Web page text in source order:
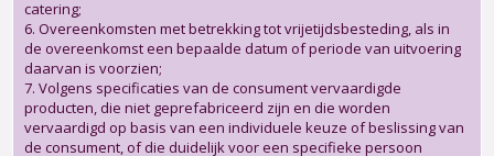
catering;
6. Overeenkomsten met betrekking tot vrijetijdsbesteding, als in
de overeenkomst een bepaalde datum of periode van uitvoering
daarvan is voorzien;
7. Volgens specificaties van de consument vervaardigde
producten, die niet geprefabriceerd zijn en die worden
vervaardigd op basis van een individuele keuze of beslissing van
de consument, of die duidelijk voor een specifieke persoon